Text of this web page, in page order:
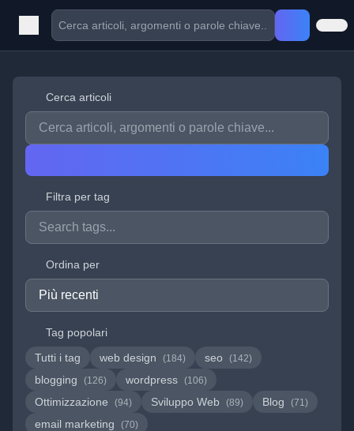
Cerca articoli
Filtra per tag
Ordina per
Tag popolari
Tutti i tag
web design (184) seo (142)
blogging (126) wordpress (106)
Ottimizzazione (94) Sviluppo Web (89) Blog (71)
email marketing (70)